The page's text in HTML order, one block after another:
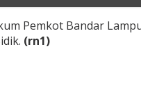
Pemkot Bandar
(rn1)